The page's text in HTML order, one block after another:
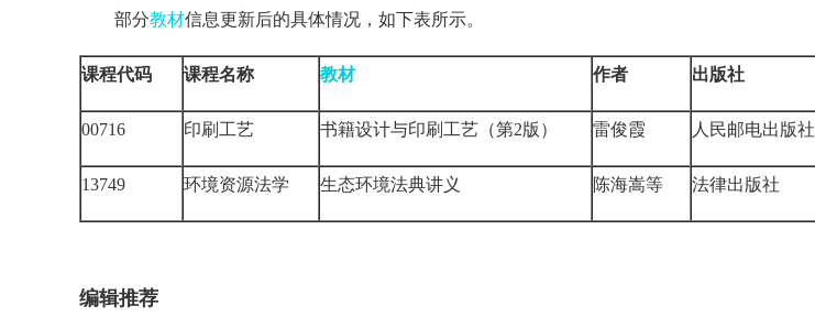
部分教材信息更新后的具体情况，如下表所示。
课程代码 课程名称 教材 作者 出版社
00716 印刷工艺 书籍设计与印刷工艺（第2版） 雷俊霞 人民邮电出版社
13749 环境资源法学 生态环境法典讲义 陈海嵩等 法律出版社
编辑推荐